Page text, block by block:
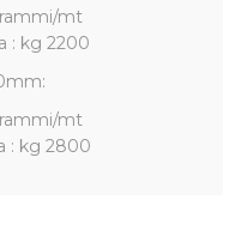
mt
: kg 2200
mt
: kg 2800